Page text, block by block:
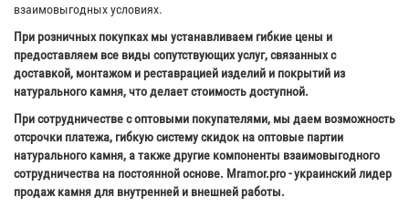
взаимовыгодных условиях.
При розничных покупках мы устанавливаем гибкие цены и
предоставляем все виды сопутствующих услуг, связанных с
доставкой, монтажом и реставрацией изделий и покрытий из
натурального камня, что делает стоимость доступной.
При сотрудничестве с оптовыми покупателями, мы даем возможность
отсрочки платежа, гибкую систему скидок на оптовые партии
натурального камня, а также другие компоненты взаимовыгодного
сотрудничества на постоянной основе. Mramor.pro - украинский лидер
продаж камня для внутренней и внешней работы.